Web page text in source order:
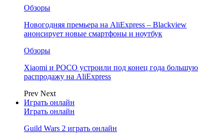
Обзоры
Новогодняя премьера на AliExpress – Blackview
анонсирует новые смартфоны и ноутбук
Обзоры
Xiaomi и POCO устроили под конец года большую
распродажу на AliExpress
Prev Next
Играть онлайн
Играть онлайн
Guild Wars 2 играть онлайн